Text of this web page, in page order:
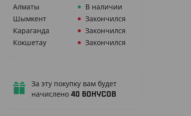
Алматы
В наличии
Шымкент
Закончился
Караганда
Закончился
Кокшетау
Закончился
За эту покупку вам будет
начислено 40 бонусов